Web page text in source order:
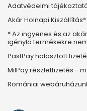
Adatvédelmi
Akár Holnapi Kiszállítás*
* Az ingyenes és az
igénylő termékekre
PastPay halasztott
MilPay részletfizetés -
Romániai